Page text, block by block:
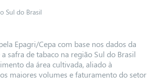
Sul do Brasil
Epagri/Cepa com base nos dados da
safra de tabaco na região Sul do Brasil
da área cultivada, aliado à
maiores volumes e faturamento do setor